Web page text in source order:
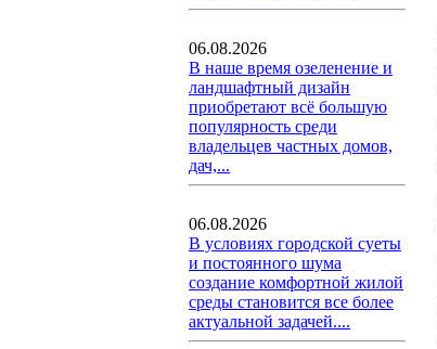
06.08.2026
В наше время озеленение и
ландшафтный дизайн
приобретают всё большую
популярность среди
владельцев частных домов,
дач,...
06.08.2026
В условиях городской суеты
и постоянного шума
создание комфортной жилой
среды становится все более
актуальной задачей....